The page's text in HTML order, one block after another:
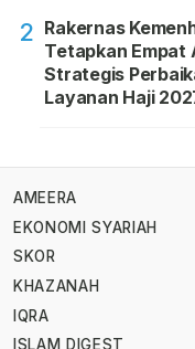
2 Rakernas
Tetapkan Empat
Strategis
Layanan Haji
AMEERA
EKONOMI SYARIAH
SKOR
KHAZANAH
IQRA
ISLAM DIGEST